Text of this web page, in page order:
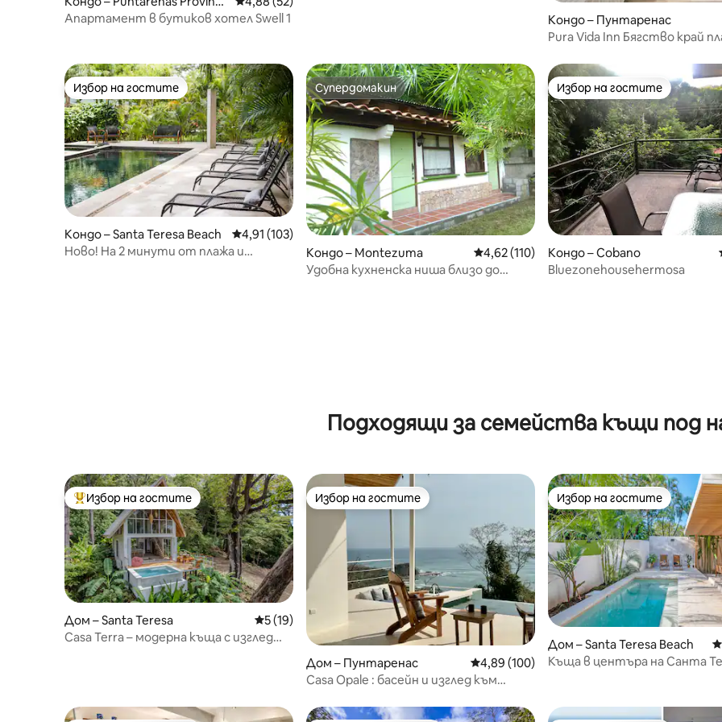
e, Santa Teresa
Апартамент в бутиков хотел Swell 1
Кондо – Пунтаренас
Pura Vida Inn Бягство край
Избор на гостите
Избор на гостите
Кондо – Santa Teresa Beach Средна оценка: 4,91 от 5, 103 отзива
4,91 (103)
Ново! На 2 минути от плажа и
Супердомакин
Супердомакин
Кондо – Montezuma Средна оценка: 4,62 от 5, 110 отзива
4,62 (110)
Удобна кухненска ниша близо до
Избор на гостите
Избор на гостите
Кондо – Cobano
Bluezonehousehermosa
Подходящи за семейства къщи под
Най-популярен избор на гостите
Избор на гостите
Дом – Santa Teresa Средна оценка: 5 от 5, 19 отзива
5 (19)
Casa Terra – модерна къща с изглед
Избор на гостите
Избор на гостите
Дом – Пунтаренас Средна оценка: 4,89 от 5, 100 отзива
4,89 (100)
Casa Opale : басейн и изглед към
Избор на гостите
Избор на гостите
Дом – Santa Teresa Beach
Къща в центъра на Санта